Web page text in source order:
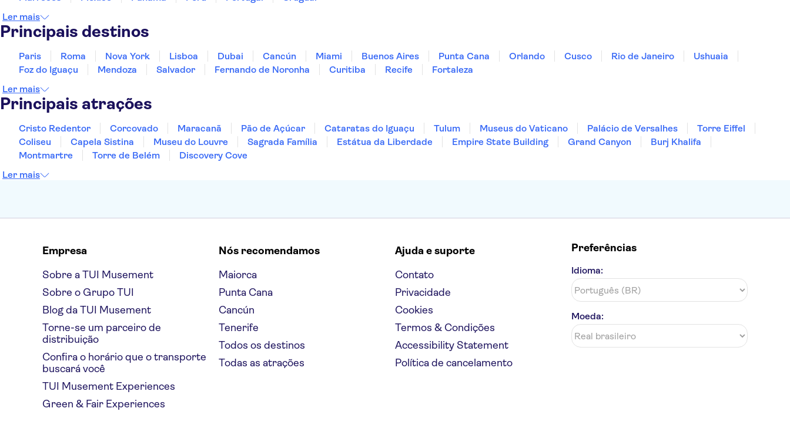
Ler mais
Principais destinos
Paris Roma Nova York Lisboa Dubai Cancún Miami Buenos Aires Punta Cana Orlando Cusco Rio de Janeiro
Ushuaia
Foz do Iguaçu
Mendoza Salvador Fernando de Noronha Curitiba Recife
Fortaleza
Ler mais
Principais atrações
Cristo Redentor Corcovado Maracanã Pão de Açúcar Cataratas do Iguaçu Tulum Museus do Vaticano Palácio de Versalhes
Torre Eiffel
Coliseu
Capela Sistina Museu do Louvre Sagrada Família Estátua da Liberdade Empire State Building Grand Canyon
Burj Khalifa
Montmartre
Torre de Belém
Discovery Cove
Ler mais
Empresa
Sobre a TUI Musement
Sobre o Grupo TUI
Blog da TUI Musement
Torne-se um parceiro de
distribuição
Confira o horário que o transporte
buscará você
TUI Musement Experiences
Green & Fair Experiences
Nós recomendamos
Maiorca
Punta Cana
Cancún
Tenerife
Todos os destinos
Todas as atrações
Ajuda e suporte
Contato
Privacidade
Cookies
Termos & Condições
Accessibility Statement
Política de cancelamento
Preferências
Idioma:
Moeda: